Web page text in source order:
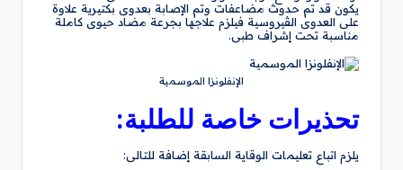
يكون قد تم حدوث مضاعفات وتم الإصابة بعدوى بكتيرية علاوة
على العدوى الڤيروسية فيلزم علاجها بجرعة مضاد حيوى كاملة
مناسبة تحت إشراف طبى.
الإنفلونزا الموسمية
تحذيرات خاصة للطلبة:
يلزم اتباع تعليمات الوقاية السابقة إضافة للتالى: